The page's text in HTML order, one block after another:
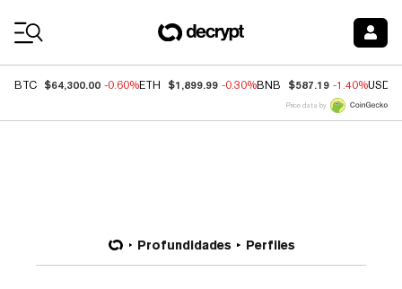
BTC $64,300.00 -0.60%ETH $1,899.99 -0.30%BNB $587.19 -1.40%USDC
Price data by
Profundidades Perfiles